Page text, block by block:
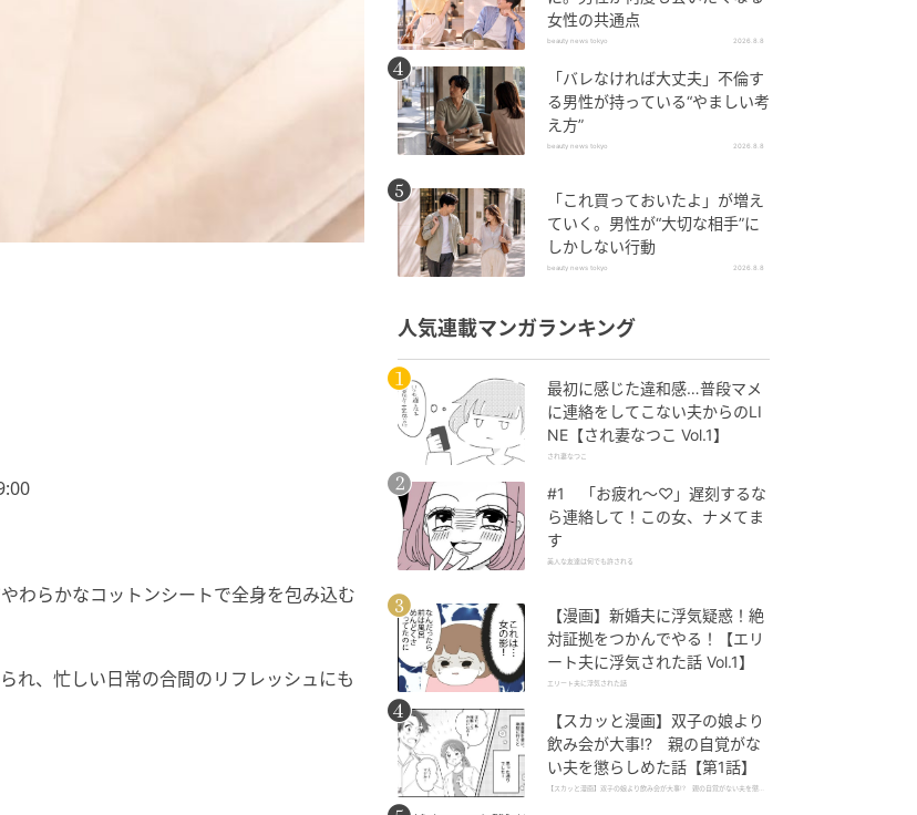
わらかなコットンシートで全身を包み込む
れ、忙しい日常の合間のリフレッシュにも
女性の共通点
beauty news tokyo 2026.8.8
「バレなければ大丈夫」不倫す
る男性が持っている“やましい考
え方”
beauty news tokyo 2026.8.8
「これ買っておいたよ」が増え
ていく。男性が“大切な相手”に
しかしない行動
beauty news tokyo 2026.8.8
人気連載マンガランキング
最初に感じた違和感…普段マメ
に連絡をしてこない夫からのLI
NE【され妻なつこ Vol.1】
され妻なつこ
#1 「お疲れ〜♡」遅刻するな
ら連絡して！この女、ナメてま
す
美人な友達は何でも許される
【漫画】新婚夫に浮気疑惑！絶
対証拠をつかんでやる！【エリ
ート夫に浮気された話 Vol.1】
エリート夫に浮気された話
【スカッと漫画】双子の娘より
飲み会が大事!? 親の自覚がな
い夫を懲らしめた話【第1話】
【スカッと漫画】双子の娘より飲み会が大事!? 親の自覚がない夫を懲ら